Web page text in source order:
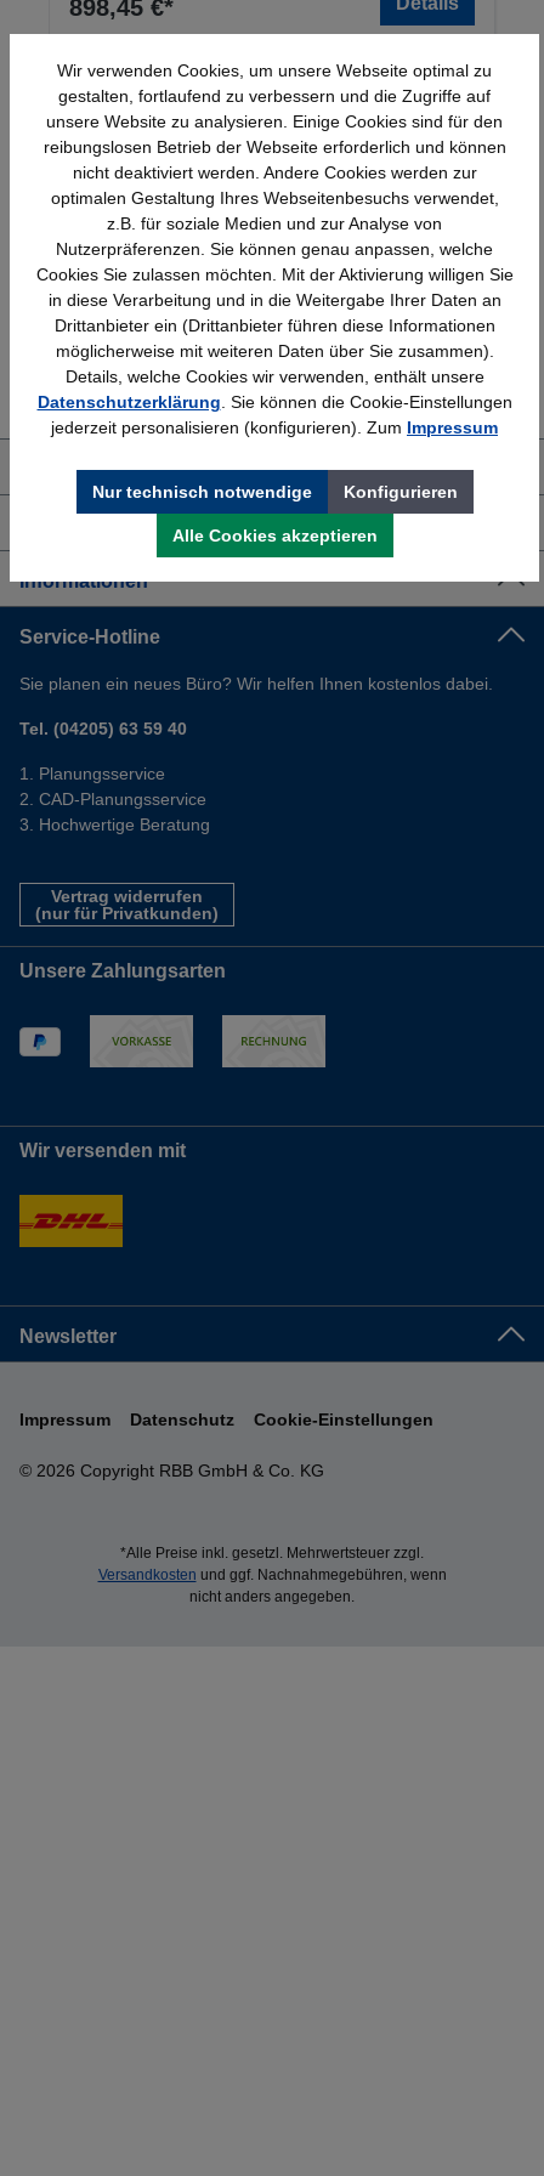
898,45 €*
Schnelle Lieferung
Bundesweit
Topmarken
Faire Preise
Erfahrung
Bewährt seit 1958
Kostenlose Beratung
(04205) 635940
Über uns
Informationen
Service-Hotline
Sie planen ein neues Büro? Wir helfen Ihnen kostenlos dabei.
Tel. (04205) 63 59 40
Planungsservice
CAD-Planungsservice
Hochwertige Beratung
Vertrag widerrufen
(nur für Privatkunden)
Unsere Zahlungsarten
Wir versenden mit
Newsletter
© 2026 Copyright RBB GmbH & Co. KG
Impressum Datenschutz Cookie-Einstellungen
*Alle Preise inkl. gesetzl. Mehrwertsteuer zzgl.
Versandkosten und ggf. Nachnahmegebühren, wenn
nicht anders angegeben.
Wir verwenden Cookies, um unsere Webseite optimal zu
gestalten, fortlaufend zu verbessern und die Zugriffe auf
unsere Website zu analysieren. Einige Cookies sind für den
reibungslosen Betrieb der Webseite erforderlich und können
nicht deaktiviert werden. Andere Cookies werden zur
optimalen Gestaltung Ihres Webseitenbesuchs verwendet,
z.B. für soziale Medien und zur Analyse von
Nutzerpräferenzen. Sie können genau anpassen, welche
Cookies Sie zulassen möchten. Mit der Aktivierung willigen Sie
in diese Verarbeitung und in die Weitergabe Ihrer Daten an
Drittanbieter ein (Drittanbieter führen diese Informationen
möglicherweise mit weiteren Daten über Sie zusammen).
Details, welche Cookies wir verwenden, enthält unsere
Datenschutzerklärung . Sie können die Cookie-Einstellungen
jederzeit personalisieren (konfigurieren). Zum Impressum
Nur technisch notwendige Konfigurieren
Alle Cookies akzeptieren